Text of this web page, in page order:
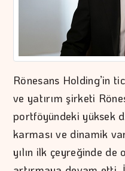
Rönesans Holding’in
ve yatırım şirketi
portföyündeki yüksek
karması ve dinamik
yılın ilk çeyreğinde